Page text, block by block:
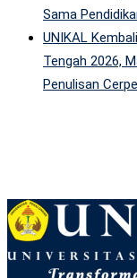
Sama
UNIKAL
Tengah 2026,
Penulisan